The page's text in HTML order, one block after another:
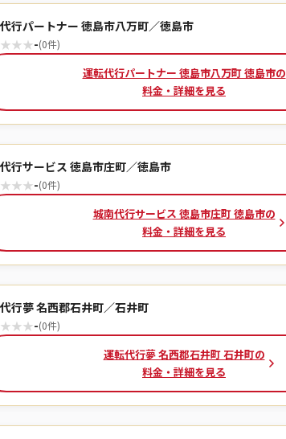
行パートナー 徳島市八万町／徳島市
★★★-(0件)
運転代行パートナー 徳島市八万町 徳島市の
料金・詳細を見る
行サービス 徳島市庄町／徳島市
★★★-(0件)
城南代行サービス 徳島市庄町 徳島市の
料金・詳細を見る
行夢 名西郡石井町／石井町
★★★-(0件)
運転代行夢 名西郡石井町 石井町の
料金・詳細を見る